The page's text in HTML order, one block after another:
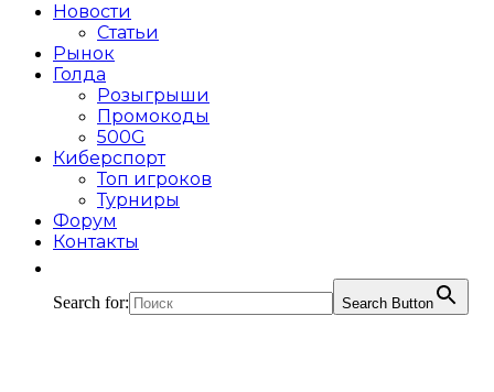
Новости
Статьи
Рынок
Голда
Розыгрыши
Промокоды
500G
Киберспорт
Топ игроков
Турниры
Форум
Контакты
Search for: Search Button